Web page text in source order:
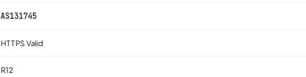
AS131745
HTTPS Valid
R12